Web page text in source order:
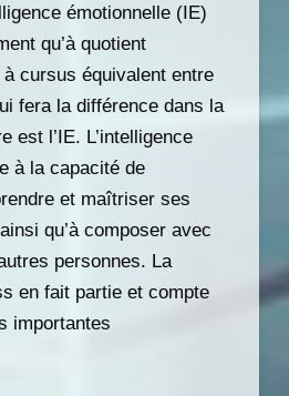
émotionnelle (IE)
qu’à quotient
cursus équivalent entre
fera la différence dans la
est l’IE. L’intelligence
à la capacité de
et maîtriser ses
ainsi qu’à composer avec
personnes. La
en fait partie et compte
importantes